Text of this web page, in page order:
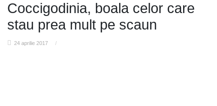
Coccigodinia, boala celor care
stau prea mult pe scaun
24 aprilie 2017 /